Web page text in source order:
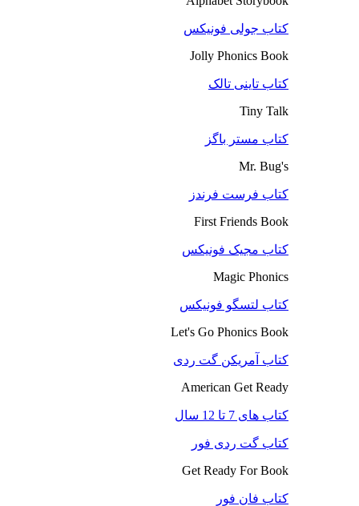
کتاب جولی فونیکس
Jolly Phonics Book
کتاب تاینی تالک
Tiny Talk
کتاب مستر باگز
Mr. Bug's
کتاب فرست فرندز
First Friends Book
کتاب مجیک فونیکس
Magic Phonics
کتاب لتسگو فونیکس
Let's Go Phonics Book
کتاب آمریکن گت ردی
American Get Ready
کتاب های 7 تا 12 سال
کتاب گت ردی فور
Get Ready For Book
کتاب فان فور